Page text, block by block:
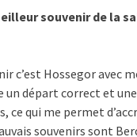
souvenir de la
c’est Hossegor avec
un départ correct et
ce qui me permet
souvenirs sont